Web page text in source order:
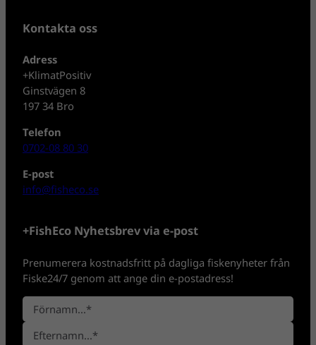
Kontakta oss
Adress
+KlimatPositiv
Ginstvägen 8
197 34 Bro
Telefon
0702-08 80 30
E-post
info@fisheco.se
+FishEco Nyhetsbrev via e-post
Prenumerera kostnadsfritt på dagliga fiskenyheter från
Fiske24/7 genom att ange din e-postadress!
N
a
F